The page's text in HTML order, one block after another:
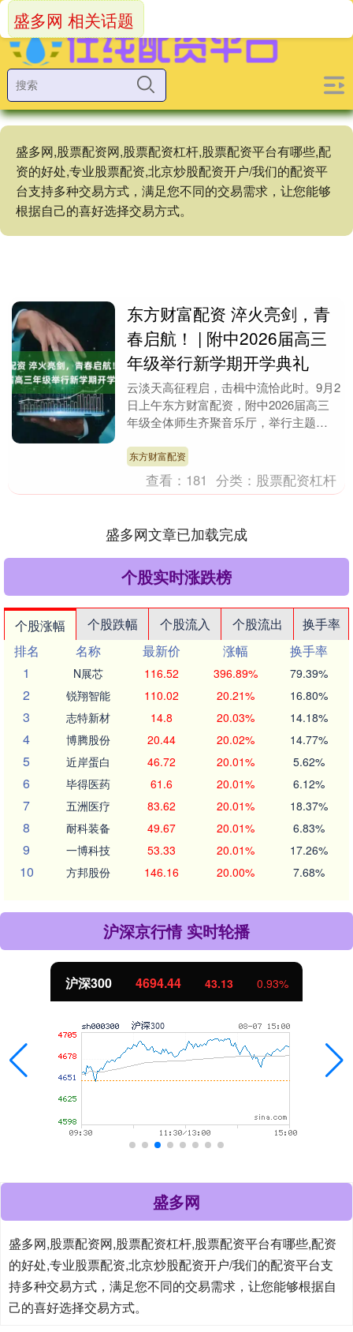
盛多网,股票配资网,股票配资杠杆,股票配资平台有哪些,配
资的好处,专业股票配资,北京炒股配资开户/我们的配资平
台支持多种交易方式，满足您不同的交易需求，让您能够
根据自己的喜好选择交易方式。
盛多网 相关话题
东方财富配资 淬火亮剑，青
春启航！ | 附中2026届高三
年级举行新学期开学典礼
云淡天高征程启，击楫中流恰此时。9月2
日上午东方财富配资，附中2026届高三
年级全体师生齐聚音乐厅，举行主题
同开启备战高考....
东方财富配资
查看： 181 分类： 股票配资杠杆
盛多网文章已加载完成
个股实时涨跌榜
个股涨幅 个股跌幅 个股流入 个股流出
换手率
排名
名称 最新价 涨幅
换手率
1
N展芯 116.52 396.89% 79.39%
2 锐翔智能 110.02 20.21% 16.80%
3 志特新材 14.8 20.03% 14.18%
4 博腾股份 20.44 20.02% 14.77%
5 近岸蛋白 46.72 20.01% 5.62%
6 毕得医药 61.6 20.01% 6.12%
7 五洲医疗 83.62 20.01% 18.37%
8 耐科装备 49.67 20.01% 6.83%
9 一博科技 53.33 20.01% 17.26%
10 方邦股份 146.16 20.00% 7.68%
沪深京行情 实时轮播
北证50 1134.24 11.37 1.01%
盛多网
盛多网,股票配资网,股票配资杠杆,股票配资平台有哪些,配资
的好处,专业股票配资,北京炒股配资开户/我们的配资平台支
持多种交易方式，满足您不同的交易需求，让您能够根据自
己的喜好选择交易方式。